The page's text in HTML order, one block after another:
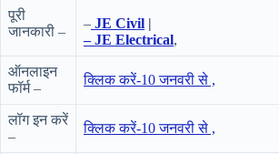
पूरी
जानकारी –
– JE Civil |
– JE Electrical,
ऑनलाइन
फॉर्म –
क्लिक करें-10 जनवरी से ,
लॉग इन करें
–
क्लिक करें-10 जनवरी से ,